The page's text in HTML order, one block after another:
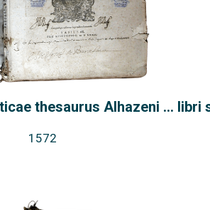
thesaurus Alhazeni ... libri
1572